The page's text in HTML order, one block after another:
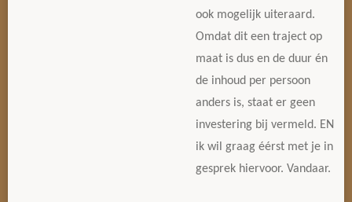
ook mogelijk uiteraard.
Omdat dit een traject op
maat is dus en de duur én
de inhoud per persoon
anders is, staat er geen
investering bij vermeld. EN
ik wil graag éérst met je in
gesprek hiervoor. Vandaar.